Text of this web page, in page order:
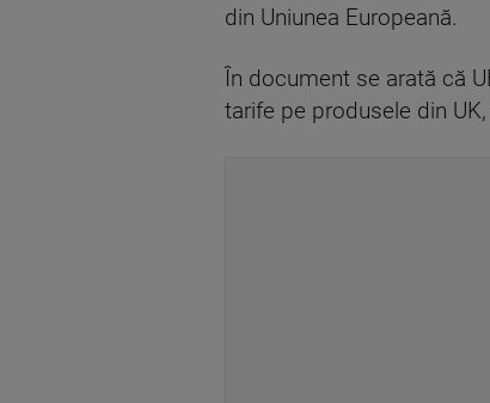
din Uniunea Europeană.
În document se arată că
tarife pe produsele din